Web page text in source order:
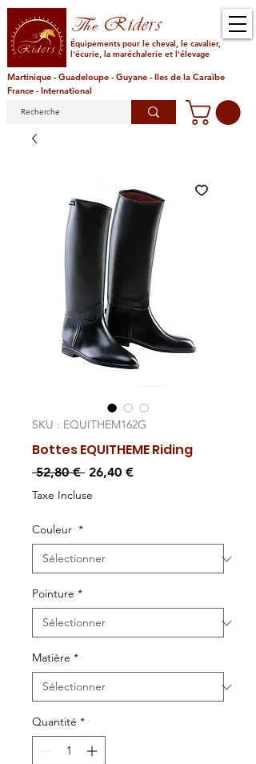
TheRiders
Équipements pour le cheval, le cavalier,
l'écurie, la maréchalerie et l'élevage
Martinique - Guadeloupe - Guyane - Iles de la Caraïbe
France - International
SKU : EQUITHEM162G
Bottes EQUITHEME Riding
52,80 € Prix
26,40 €Prix
Taxe Incluse
Couleur *
Pointure *
Matière *
Quantité *